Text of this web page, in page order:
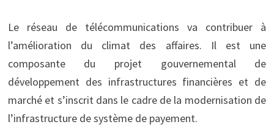
Le réseau de télécommunications va contribuer à
l’amélioration du climat des affaires. Il est une
composante du projet gouvernemental de
développement des infrastructures financières et de
marché et s’inscrit dans le cadre de la modernisation de
l’infrastructure de système de payement.